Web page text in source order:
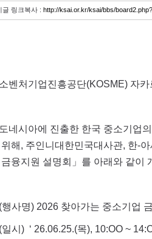
글 링크복사 : http://ksai.or.kr/ksai/bbs/
벤처기업진흥공단(KOSME) 자
네시아에 진출한 한국 중소기업
위해, 주인니대한민국대사관, 한-
금융지원 설명회」를 아래와 같이
사명) 2026 찾아가는 중소기업
시) ‘ 26.06.25.(목), 10:OO ~